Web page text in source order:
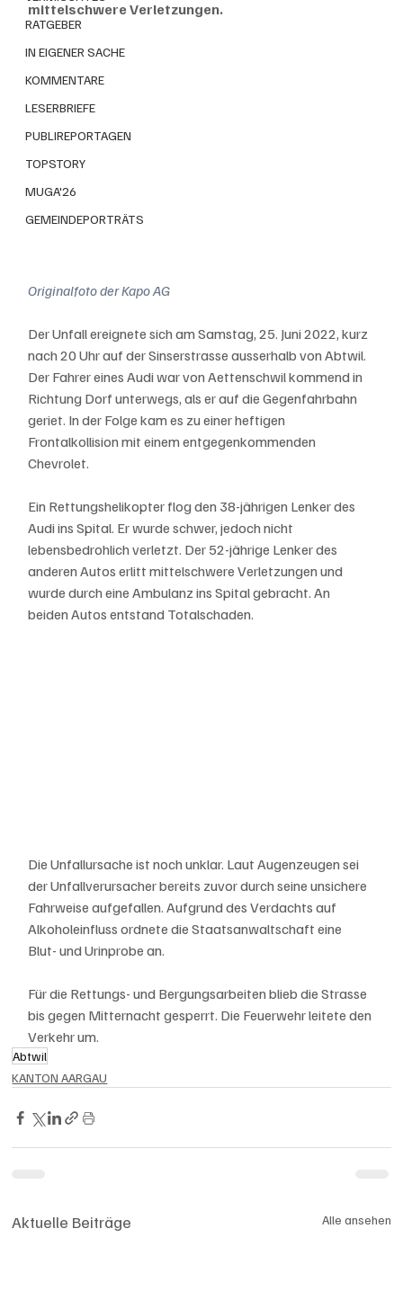
RATGEBER
IN EIGENER SACHE
KOMMENTARE
LESERBRIEFE
PUBLIREPORTAGEN
TOPSTORY
MUGA'26
GEMEINDEPORTRÄTS
mittelschwere Verletzungen.
Originalfoto der Kapo AG
Der Unfall ereignete sich am Samstag, 25. Juni 2022, kurz
nach 20 Uhr auf der Sinserstrasse ausserhalb von Abtwil.
Der Fahrer eines Audi war von Aettenschwil kommend in
Richtung Dorf unterwegs, als er auf die Gegenfahrbahn
geriet. In der Folge kam es zu einer heftigen
Frontalkollision mit einem entgegenkommenden
Chevrolet.
Ein Rettungshelikopter flog den 38-jährigen Lenker des
Audi ins Spital. Er wurde schwer, jedoch nicht
lebensbedrohlich verletzt. Der 52-jährige Lenker des
anderen Autos erlitt mittelschwere Verletzungen und
wurde durch eine Ambulanz ins Spital gebracht. An
beiden Autos entstand Totalschaden.
Die Unfallursache ist noch unklar. Laut Augenzeugen sei
der Unfallverursacher bereits zuvor durch seine unsichere
Fahrweise aufgefallen. Aufgrund des Verdachts auf
Alkoholeinfluss ordnete die Staatsanwaltschaft eine
Blut- und Urinprobe an.
Für die Rettungs- und Bergungsarbeiten blieb die Strasse
bis gegen Mitternacht gesperrt. Die Feuerwehr leitete den
Verkehr um.
Abtwil
KANTON AARGAU
Aktuelle Beiträge Alle ansehen